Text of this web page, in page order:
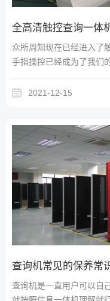
全高清触控查询一体
众所周知现在已经进入了
手指操控已经成为了我们
几代的发展，触摸查询一
2021-12-15
查询机常见的保养常
查询机是一直用户可以自